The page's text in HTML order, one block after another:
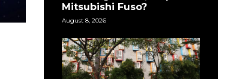
Mitsubishi Fuso?
August 8, 2026